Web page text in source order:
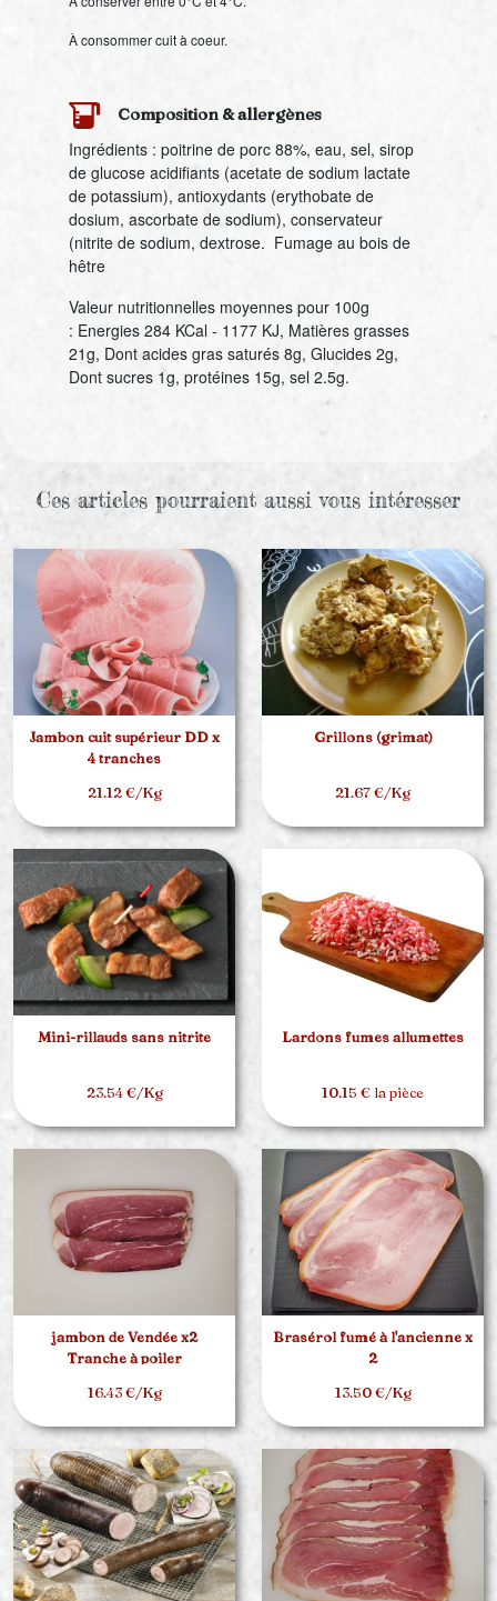
À consommer cuit à coeur.
Composition & allergènes
Ingrédients : poitrine de porc 88%, eau, sel, sirop
de glucose acidifiants (acetate de sodium lactate
de potassium), antioxydants (erythobate de
dosium, ascorbate de sodium), conservateur
(nitrite de sodium, dextrose. Fumage au bois de
hêtre
Valeur nutritionnelles moyennes pour 100g
: Energies 284 KCal - 1177 KJ, Matières grasses
21g, Dont acides gras saturés 8g, Glucides 2g,
Dont sucres 1g, protéines 15g, sel 2.5g.
Ces articles pourraient aussi vous intéresser
Jambon cuit supérieur DD x
4 tranches
21.12 €/Kg
Grillons (grimât)
21.67 €/Kg
Mini-rillauds sans nitrite
23.54 €/Kg
Lardons fumes allumettes
10.15 € la pièce
jambon de Vendée x2
Tranche à poiler
16.43 €/Kg
Brasérol fumé à l'ancienne x
2
13.50 €/Kg